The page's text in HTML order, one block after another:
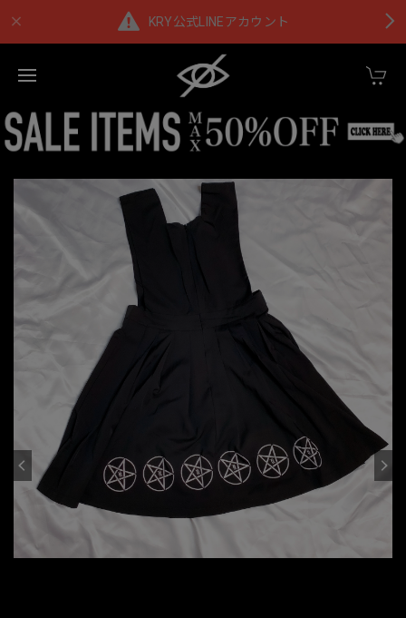
KRY公式LINEアカウント